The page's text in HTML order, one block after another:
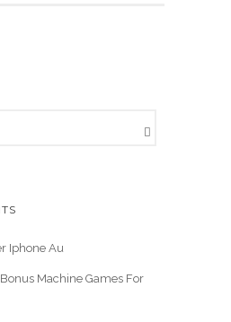
Iphone Au
Machine Games For